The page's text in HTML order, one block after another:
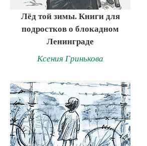
Лёд той зимы. Книги для
подростков о блокадном
Ленинграде
Ксения Гринькова